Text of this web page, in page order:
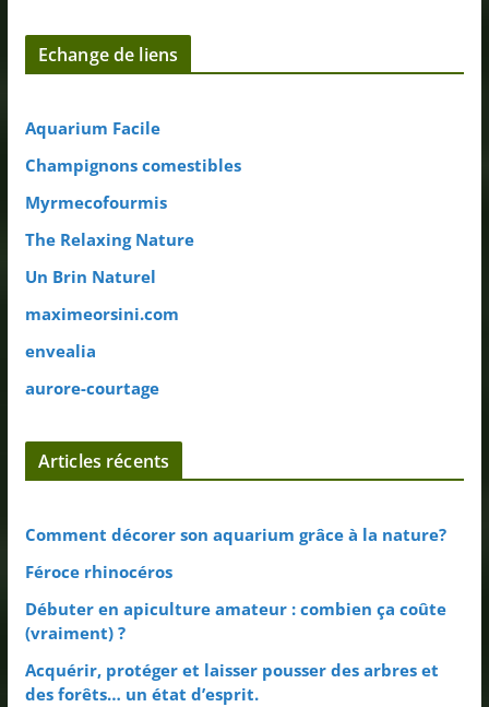
Echange de liens
Aquarium Facile
Champignons comestibles
Myrmecofourmis
The Relaxing Nature
Un Brin Naturel
maximeorsini.com
envealia
aurore-courtage
Articles récents
Comment décorer son aquarium grâce à la nature?
Féroce rhinocéros
Débuter en apiculture amateur : combien ça coûte
(vraiment) ?
Acquérir, protéger et laisser pousser des arbres et
des forêts… un état d’esprit.